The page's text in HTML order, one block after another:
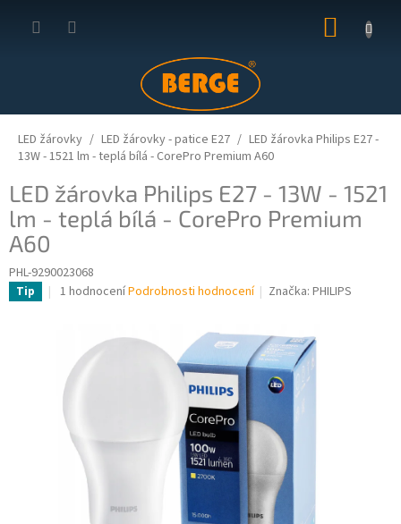
KOŠÍK
LED žárovky LED žárovky - patice E27
LED žárovka Philips E27 -
13W - 1521 lm - teplá bílá - CorePro Premium A60
LED žárovka Philips E27 - 13W - 1521
lm - teplá bílá - CorePro Premium
A60
PHL-9290023068
Tip
Průměrné
5
hvězdiček.
1 hodnoceníPodrobnosti hodnocení Značka:PHILIPS